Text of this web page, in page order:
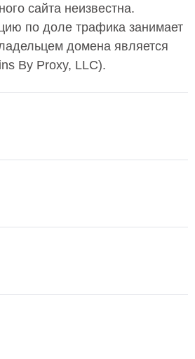
сайта неизвестна.
по доле трафика занимает
домена является
By Proxy, LLC).